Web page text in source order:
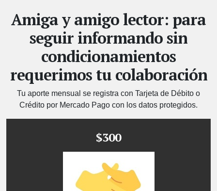
Amiga y amigo lector: para
seguir informando sin
condicionamientos
requerimos tu colaboración
Tu aporte mensual se registra con Tarjeta de Débito o
Crédito por Mercado Pago con los datos protegidos.
$300